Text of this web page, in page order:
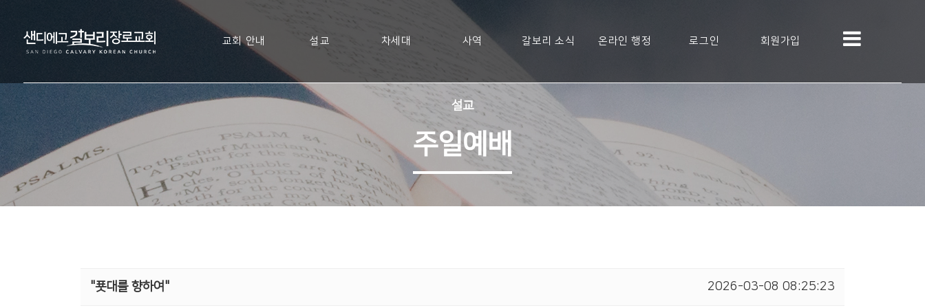
교회 안내 설교 차세대 사역 갈보리 소식 온라인 행정 로그인 회원가입
설교
주일예배
"푯대를 향하여" 2026-03-08 08:25:23